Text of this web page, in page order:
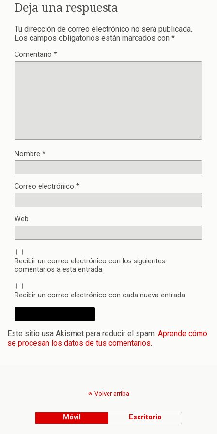
Deja una respuesta
Tu dirección de correo electrónico no será publicada.
Los campos obligatorios están marcados con *
Comentario *
Nombre *
Correo electrónico *
Web
Recibir un correo electrónico con los siguientes
comentarios a esta entrada.
Recibir un correo electrónico con cada nueva entrada.
Este sitio usa Akismet para reducir el spam. Aprende cómo
se procesan los datos de tus comentarios.
Volver arriba
Móvil Escritorio